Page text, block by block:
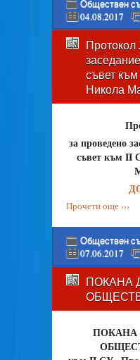
Обществен
04.08.2017
съвет
Никола
за проведено
съвет към II
Прочети още ›››
Обществен
07.06.2017
ПОКАНА
ПОКАНА